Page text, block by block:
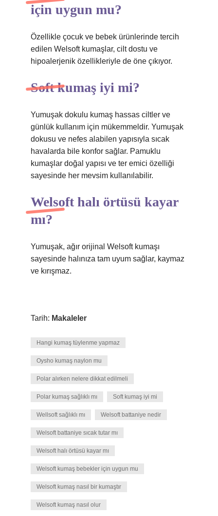
için uygun mu?
Özellikle çocuk ve bebek ürünlerinde tercih
edilen Welsoft kumaşlar, cilt dostu ve
hipoalerjenik özellikleriyle de öne çıkıyor.
Soft kumaş iyi mi?
Yumuşak dokulu kumaş hassas ciltler ve
günlük kullanım için mükemmeldir. Yumuşak
dokusu ve nefes alabilen yapısıyla sıcak
havalarda bile konfor sağlar. Pamuklu
kumaşlar doğal yapısı ve ter emici özelliği
sayesinde her mevsim kullanılabilir.
Welsoft halı örtüsü kayar
mı?
Yumuşak, ağır orijinal Welsoft kumaşı
sayesinde halınıza tam uyum sağlar, kaymaz
ve kırışmaz.
Tarih: Makaleler
Hangi kumaş tüylenme yapmaz
Oysho kumaş naylon mu
Polar alırken nelere dikkat edilmeli
Polar kumaş sağlıklı mı Soft kumaş iyi mi
Wellsoft sağlıklı mı Welsoft battaniye nedir
Welsoft battaniye sıcak tutar mı
Welsoft halı örtüsü kayar mı
Welsoft kumaş bebekler için uygun mu
Welsoft kumaş nasıl bir kumaştır
Welsoft kumaş nasıl olur